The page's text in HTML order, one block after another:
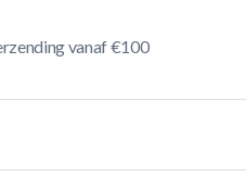
vanaf €100